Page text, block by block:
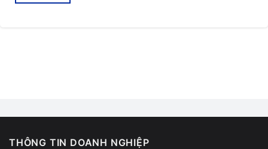
THÔNG TIN DOANH NGHIỆP